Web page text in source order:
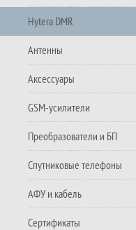
Hytera DMR
Антенны
Аксессуары
GSM-усилители
Преобразователи и БП
Спутниковые телефоны
АФУ и кабель
Сертификаты